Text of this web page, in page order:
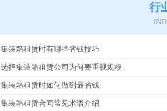
行
集装箱租赁时有哪些省钱技巧
选择集装箱租赁公司为何要重视规模
集装箱租赁时如何做到最省钱
集装箱租赁合同常见术语介绍